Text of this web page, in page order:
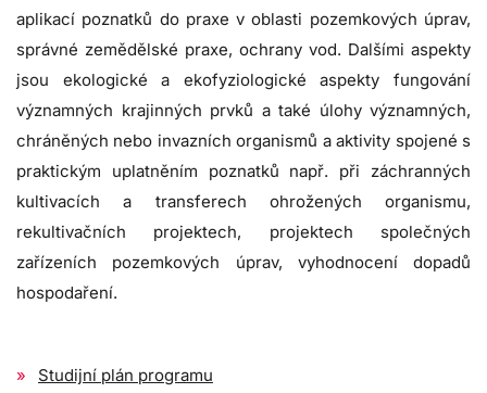
aplikací poznatků do praxe v oblasti pozemkových úprav,
správné zemědělské praxe, ochrany vod. Dalšími aspekty
jsou ekologické a ekofyziologické aspekty fungování
významných krajinných prvků a také úlohy významných,
chráněných nebo invazních organismů a aktivity spojené s
praktickým uplatněním poznatků např. při záchranných
kultivacích a transferech ohrožených organismu,
rekultivačních projektech, projektech společných
zařízeních pozemkových úprav, vyhodnocení dopadů
hospodaření.
Studijní plán programu